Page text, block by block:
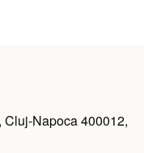
Cluj-Napoca 400012,